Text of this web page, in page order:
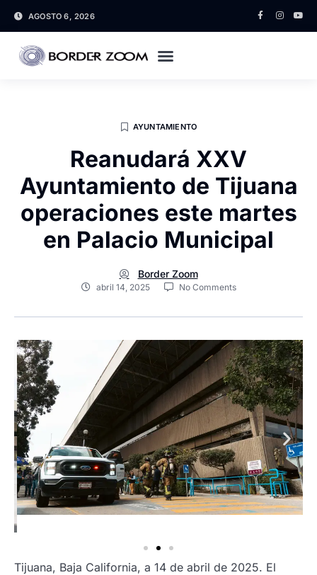
AGOSTO 6, 2026
AYUNTAMIENTO
Reanudará XXV
Ayuntamiento de Tijuana
operaciones este martes
en Palacio Municipal
Border Zoom
abril 14, 2025 No Comments
Tijuana, Baja California, a 14 de abril de 2025. El